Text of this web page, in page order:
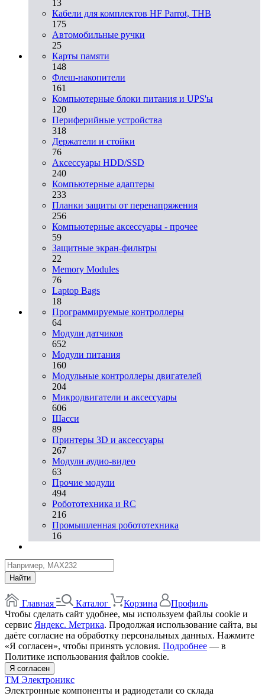
13
Кабели для комплектов HF Parrot, THB
175
Автомобильные ручки
25
Карты памяти
148
Флеш-накопители
161
Компьютерные блоки питания и UPS'ы
120
Периферийные устройства
318
Держатели и стойки
76
Аксессуары HDD/SSD
240
Компьютерные адаптеры
233
Планки защиты от перенапряжения
256
Компьютерные аксессуары - прочее
59
Защитные экран-фильтры
22
Memory Modules
76
Laptop Bags
18
Программируемые контроллеры
64
Модули датчиков
652
Модули питания
160
Модульные контроллеры двигателей
204
Микродвигатели и аксессуары
606
Шасси
89
Принтеры 3D и аксессуары
267
Модули аудио-видео
63
Прочие модули
494
Робототехника и RC
216
Промышленная робототехника
16
Найти
Главная Каталог Корзина
Профиль
Чтобы сделать сайт удобнее, мы используем файлы cookie и
сервис Яндекс. Метрика. Продолжая использование сайта, вы
даёте согласие на обработку персональных данных. Нажмите
«Я согласен», чтобы принять условия. Подробнее — в
Политике использования файлов cookie.
Я согласен
ТМ Электроникс
Электронные компоненты и радиодетали со склада